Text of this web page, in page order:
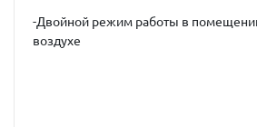
-Двойной режим работы в
воздухе